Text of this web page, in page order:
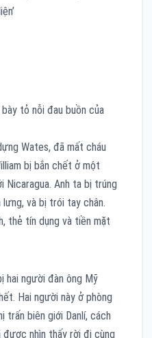
tỏ nỗi đau buồn của
Wates, đã mất cháu
bị bắn chết ở một
Nicaragua. Anh ta bị trúng
và bị trói tay chân.
thẻ tín dụng và tiền mặt
hai người đàn ông Mỹ
Hai người này ở phòng
trấn biên giới Danlí, cách
được nhìn thấy rời đi cùng